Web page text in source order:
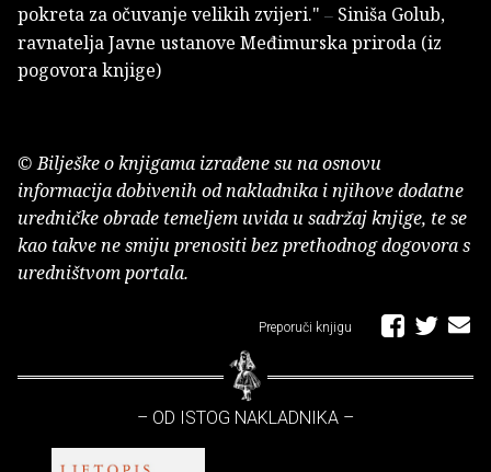
pokreta za očuvanje velikih zvijeri." – Siniša Golub,
ravnatelja Javne ustanove Međimurska priroda (iz
pogovora knjige)
© Bilješke o knjigama izrađene su na osnovu
informacija dobivenih od nakladnika i njihove dodatne
uredničke obrade temeljem uvida u sadržaj knjige, te se
kao takve ne smiju prenositi bez prethodnog dogovora s
uredništvom portala.
Preporuči knjigu
– OD ISTOG NAKLADNIKA –